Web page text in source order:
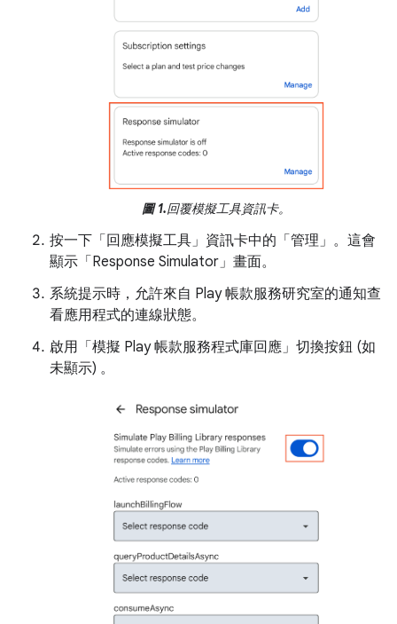
圖 1.回覆模擬工具資訊卡。
按一下「回應模擬工具」資訊卡中的「管理」 。這會
顯示「Response Simulator」 畫面。
系統提示時，允許來自 Play 帳款服務研究室的通知查
看應用程式的連線狀態。
啟用「模擬 Play 帳款服務程式庫回應」 切換按鈕 (如
未顯示) 。